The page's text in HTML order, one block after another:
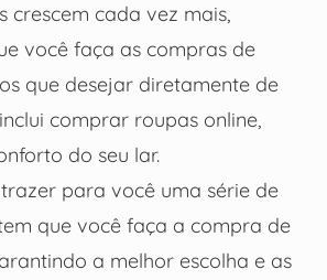
crescem cada vez mais,
você faça as compras de
que desejar diretamente de
comprar roupas online,
do seu lar.
para você uma série de
que você faça a compra de
a melhor escolha e as